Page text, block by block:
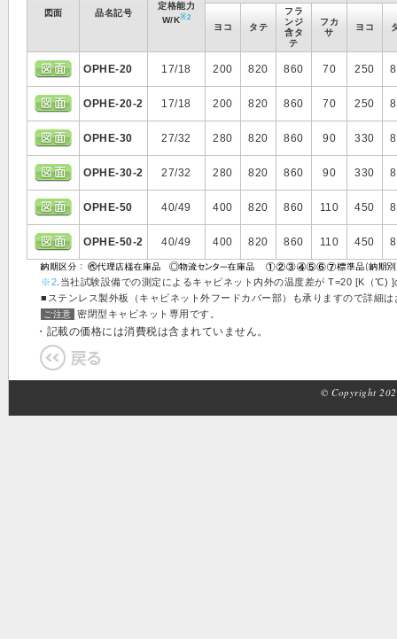
図面 品名記号
定格能力
W/K※2
ヨコ タテ
フラ
ンジ
含タ
テ
フカ
サ
ヨコ
OPHE-20 17/18 200 820 860 70 250
OPHE-20-2 17/18 200 820 860 70 250
OPHE-30 27/32 280 820 860 90 330
OPHE-30-2 27/32 280 820 860 90 330
OPHE-50 40/49 400 820 860 110 450
OPHE-50-2 40/49 400 820 860 110 450
※2 .当社試験設備での測定によるキャビネット内外の温度差が T=20 [K（
■ステンレス製外板（キャビネット外フードカバー部）も承りますので詳細
ご注意 密閉型キャビネット専用です。
・記載の価格には消費税は含まれていません。
© Copyright